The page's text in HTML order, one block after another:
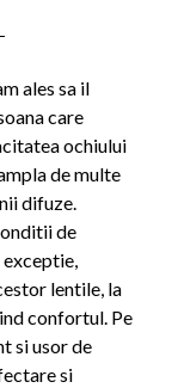
ales sa il
care
ochiului
de multe
difuze.
de
lentile, la
confortul. Pe
si usor de
si